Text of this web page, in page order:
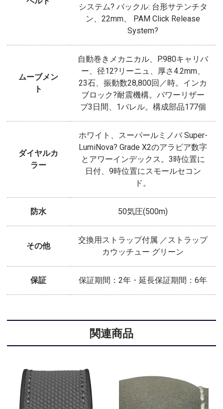
システム? バックル: 台形サテンチタ
ン、22mm、 PAM Click Release
System?
ムーブメン
ト
自動巻きメカニカル、P.980キャリバ
ー、径12?リーニュ、厚さ4.2mm、
23石、振動数28,800回／時。インカ
ブロック?耐震機構。パワーリザー
ブ3日間、1バレル。構成部品177個
ダイヤルカ
ラー
ホワイト、スーパールミノバ Super-
LumiNova? Grade X2のアラビア数字
とアワーインデックス。3時位置に
日付、9時位置にスモールセコン
ド。
防水 50気圧(500m)
その他
交換用ストラップ付属 ／ストラップ
カウッチュー グリーン
保証 保証期間：2年・延長保証期間：6年
関連商品